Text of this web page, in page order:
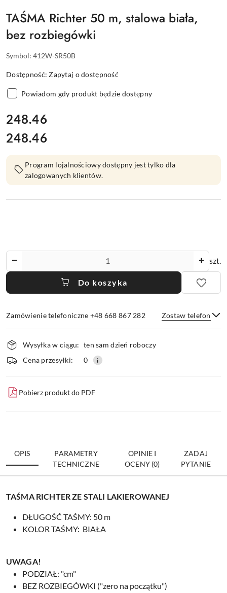
TAŚMA Richter 50 m, stalowa biała,
bez rozbiegówki
Symbol: 412W-SR50B
Dostępność:Zapytaj o dostępność
Powiadom gdy produkt będzie dostępny
cena:
248.46
Cena:
248.46
Program lojalnościowy dostępny jest tylko dla
zalogowanych klientów.
szt.
Do koszyka
Zamówienie telefoniczne +48 668 867 282 Zostaw telefon
Wyślij
Dostępność
i
dostawa
Wysyłka w ciągu: ten sam dzień roboczy
Cena przesyłki:
0
Pobierz produkt do PDF
OPIS
PARAMETRY
TECHNICZNE
OPINIE I
OCENY (0)
ZADAJ
PYTANIE
TAŚMA RICHTER ZE STALI LAKIEROWANEJ
DŁUGOŚĆ TAŚMY: 50 m
KOLOR TAŚMY: BIAŁA
UWAGA!
PODZIAŁ: "cm"
BEZ ROZBIEGÓWKI ("zero na początku")